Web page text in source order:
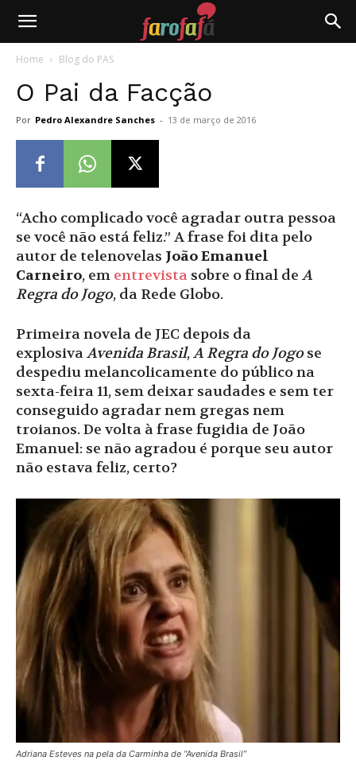
Farofafá
Home Blog do PAS
O Pai da Facção
Por Pedro Alexandre Sanches - 13 de março de 2016
“Acho complicado você agradar outra pessoa
se você não está feliz.” A frase foi dita pelo
autor de telenovelas João Emanuel
Carneiro, em entrevista sobre o final de A
Regra do Jogo, da Rede Globo.
Primeira novela de JEC depois da
explosivaAvenida Brasil,A Regra do Jogose
despediu melancolicamente do público na
sexta-feira 11, sem deixar saudades e sem ter
conseguido agradar nem gregas nem
troianos. De volta à frase fugidia de João
Emanuel: se não agradou é porque seu autor
não estava feliz, certo?
Adriana Esteves na pela da Carminha de “Avenida Brasil”